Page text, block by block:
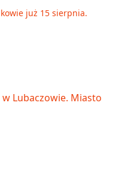
już 15 sierpnia.